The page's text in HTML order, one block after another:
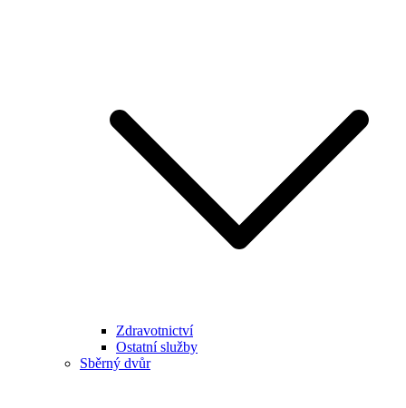
Zdravotnictví
Ostatní služby
Sběrný dvůr